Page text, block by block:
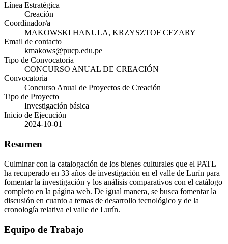
Línea Estratégica
Creación
Coordinador/a
MAKOWSKI HANULA, KRZYSZTOF CEZARY
Email de contacto
kmakows@pucp.edu.pe
Tipo de Convocatoria
CONCURSO ANUAL DE CREACIÓN
Convocatoria
Concurso Anual de Proyectos de Creación
Tipo de Proyecto
Investigación básica
Inicio de Ejecución
2024-10-01
Resumen
Culminar con la catalogación de los bienes culturales que el PATL
ha recuperado en 33 años de investigación en el valle de Lurín para
fomentar la investigación y los análisis comparativos con el catálogo
completo en la página web. De igual manera, se busca fomentar la
discusión en cuanto a temas de desarrollo tecnológico y de la
cronología relativa el valle de Lurín.
Equipo de Trabajo